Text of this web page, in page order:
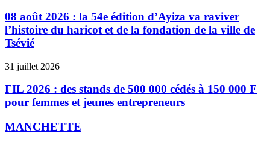
08 août 2026 : la 54e édition d’Ayiza va raviver
l’histoire du haricot et de la fondation de la ville de
Tsévié
31 juillet 2026
FIL 2026 : des stands de 500 000 cédés à 150 000 F
pour femmes et jeunes entrepreneurs
MANCHETTE